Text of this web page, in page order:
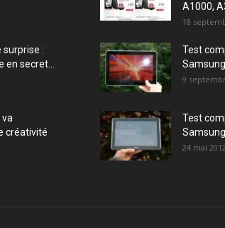
surprise :
en secret...
créativité
A1000,
18
Test
9
Test
24 mai 2012